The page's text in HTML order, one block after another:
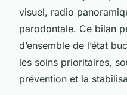
visuel, radio
parodontale. Ce bilan
d’ensemble de l’état
les soins prioritaires,
prévention et la